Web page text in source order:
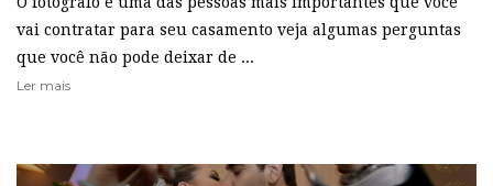
vai contratar para seu casamento veja algumas perguntas
que você não pode deixar de ...
Ler mais